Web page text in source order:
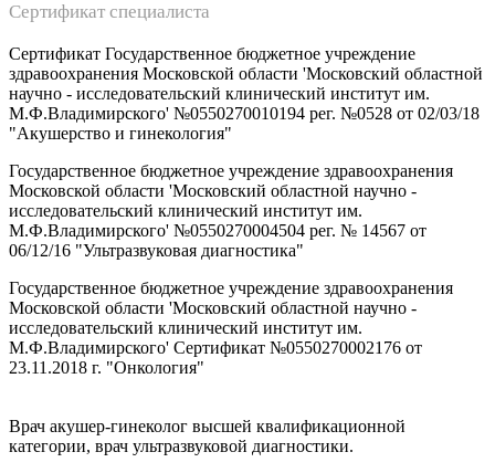
Сертификат специалиста
Сертификат Государственное бюджетное учреждение
здравоохранения Московской области 'Московский областной
научно - исследовательский клинический институт им.
М.Ф.Владимирского' №0550270010194 рег. №0528 от 02/03/18
"Акушерство и гинекология"
Государственное бюджетное учреждение здравоохранения
Московской области 'Московский областной научно -
исследовательский клинический институт им.
М.Ф.Владимирского' №0550270004504 рег. № 14567 от
06/12/16 "Ультразвуковая диагностика"
Государственное бюджетное учреждение здравоохранения
Московской области 'Московский областной научно -
исследовательский клинический институт им.
М.Ф.Владимирского' Сертификат №0550270002176 от
23.11.2018 г. "Онкология"
Врач акушер-гинеколог высшей квалификационной
категории, врач ультразвуковой диагностики.